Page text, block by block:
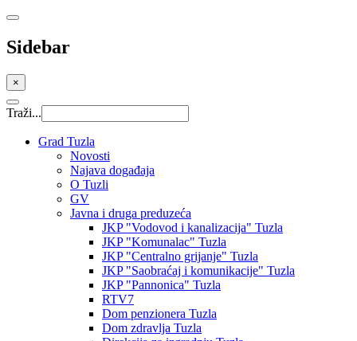
Sidebar
×
Traži...
Grad Tuzla
Novosti
Najava događaja
O Tuzli
GV
Javna i druga preduzeća
JKP "Vodovod i kanalizacija" Tuzla
JKP "Komunalac" Tuzla
JKP "Centralno grijanje" Tuzla
JKP "Saobraćaj i komunikacije" Tuzla
JKP "Pannonica" Tuzla
RTV7
Dom penzionera Tuzla
Dom zdravlja Tuzla